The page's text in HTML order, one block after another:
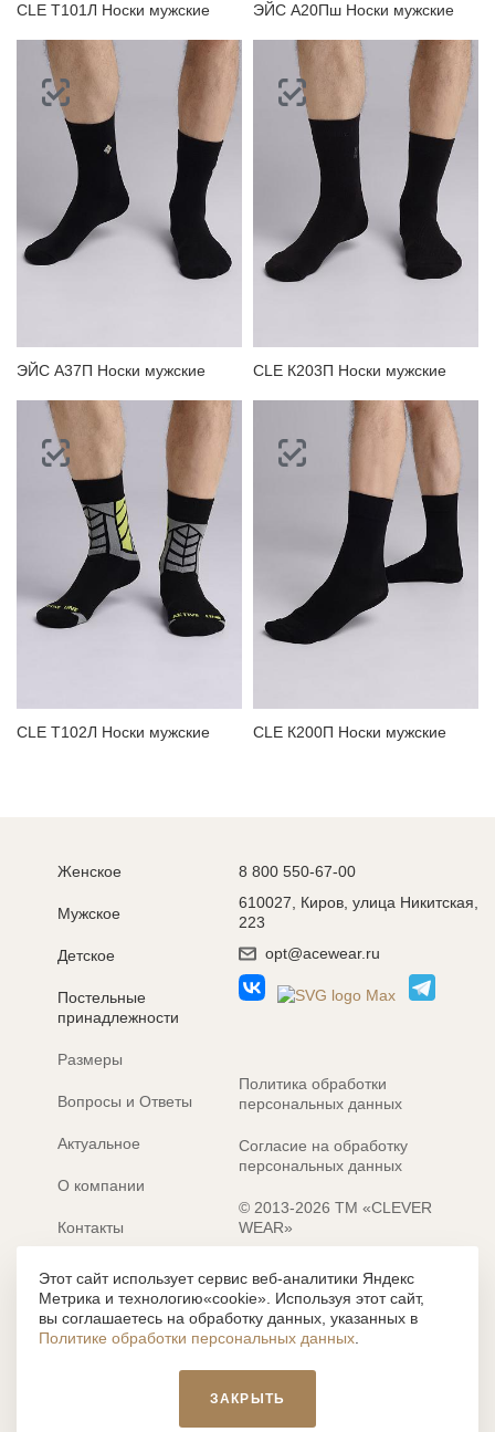
CLE Т101Л Носки мужские ЭЙС А20Пш Носки мужские
ЭЙС А37П Носки мужские CLE К203П Носки мужские
CLE Т102Л Носки мужские CLE К200П Носки мужские
Женское
Мужское
Детское
Постельные
принадлежности
Размеры
Вопросы и Ответы
Актуальное
О компании
Контакты
Электронные каталоги
8 800 550-67-00
610027, Киров, улица Никитская,
223
opt@acewear.ru
Политика обработки
персональных данных
Согласие на обработку
персональных данных
© 2013-2026 ТМ «CLEVER
WEAR»
Разработка сайта: MACHAON
Все содержание, представленное или отраженное на сайте
https://clever-style.ru, включая, но не ограничиваясь, текстом,
графикой, фотографиями, иллюстрациями и т.д., являются
объектами авторского права, использование которых, без
письменного разрешения администрации и без активной
Этот сайт использует сервис веб-аналитики Яндекс
Метрика и технологию«cookie». Используя этот сайт,
вы соглашаетесь на обработку данных, указанных в
Политике обработки персональных данных
ЗАКРЫТЬ